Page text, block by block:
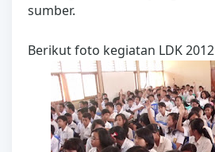
sumber.
Berikut foto kegiatan LDK 2012